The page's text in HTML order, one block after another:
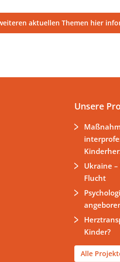
aktuellen Themen hier
Unsere
Ukraine
Flucht
Kinder?
Alle